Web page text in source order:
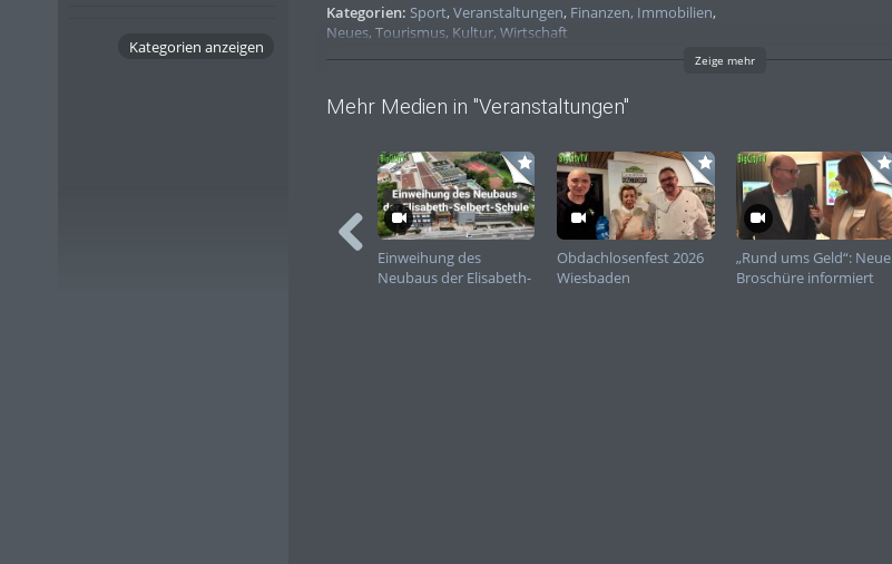
Kategorien anzeigen
Kategorien: Sport,Veranstaltungen, Finanzen, Immobilien,
Neues,Tourismus, Kultur,Wirtschaft
Zeige mehr
Mehr Medien in "Veranstaltungen"
Einweihung des
Neubaus der Elisabeth-
Obdachlosenfest 2026
Wiesbaden
„Rund ums Geld“: Neue
Broschüre informiert